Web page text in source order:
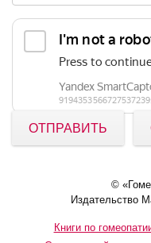
ОТПРАВИТЬ
©
Издательство
Книги по